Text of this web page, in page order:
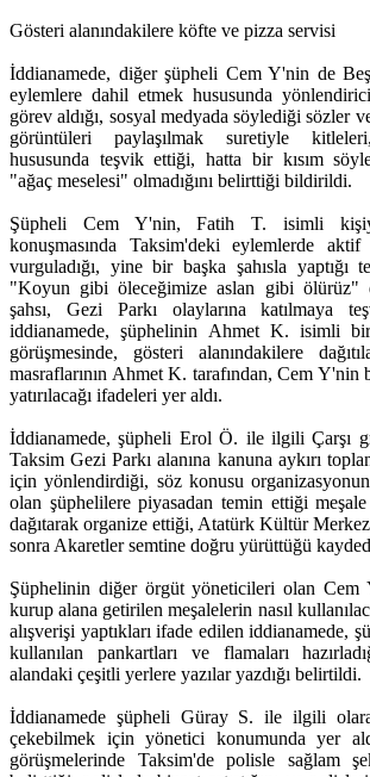
Gösteri alanındakilere köfte ve pizza servisi
İddianamede, diğer şüpheli Cem Y'nin de
eylemlere dahil etmek hususunda
görev aldığı, sosyal medyada söylediği sözler
görüntüleri paylaşılmak suretiyle
hususunda teşvik ettiği, hatta bir kısım
"ağaç meselesi" olmadığını belirttiği bildirildi.
Şüpheli Cem Y'nin, Fatih T. isimli
konuşmasında Taksim'deki eylemlerde aktif
vurguladığı, yine bir başka şahısla yaptığı
"Koyun gibi öleceğimize aslan gibi ölürüz"
şahsı, Gezi Parkı olaylarına katılmaya
iddianamede, şüphelinin Ahmet K. isimli
görüşmesinde, gösteri alanındakilere
masraflarının Ahmet K. tarafından, Cem Y'nin
yatırılacağı ifadeleri yer aldı.
İddianamede, şüpheli Erol Ö. ile ilgili Çarşı
Taksim Gezi Parkı alanına kanuna aykırı
için yönlendirdiği, söz konusu
olan şüphelilere piyasadan temin ettiği meşale
dağıtarak organize ettiği, Atatürk Kültür
sonra Akaretler semtine doğru yürüttüğü
Şüphelinin diğer örgüt yöneticileri olan Cem
kurup alana getirilen meşalelerin nasıl
alışverişi yaptıkları ifade edilen iddianamede,
kullanılan pankartları ve flamaları
alandaki çeşitli yerlere yazılar yazdığı belirtildi.
İddianamede şüpheli Güray S. ile ilgili
çekebilmek için yönetici konumunda yer
görüşmelerinde Taksim'de polisle sağlam